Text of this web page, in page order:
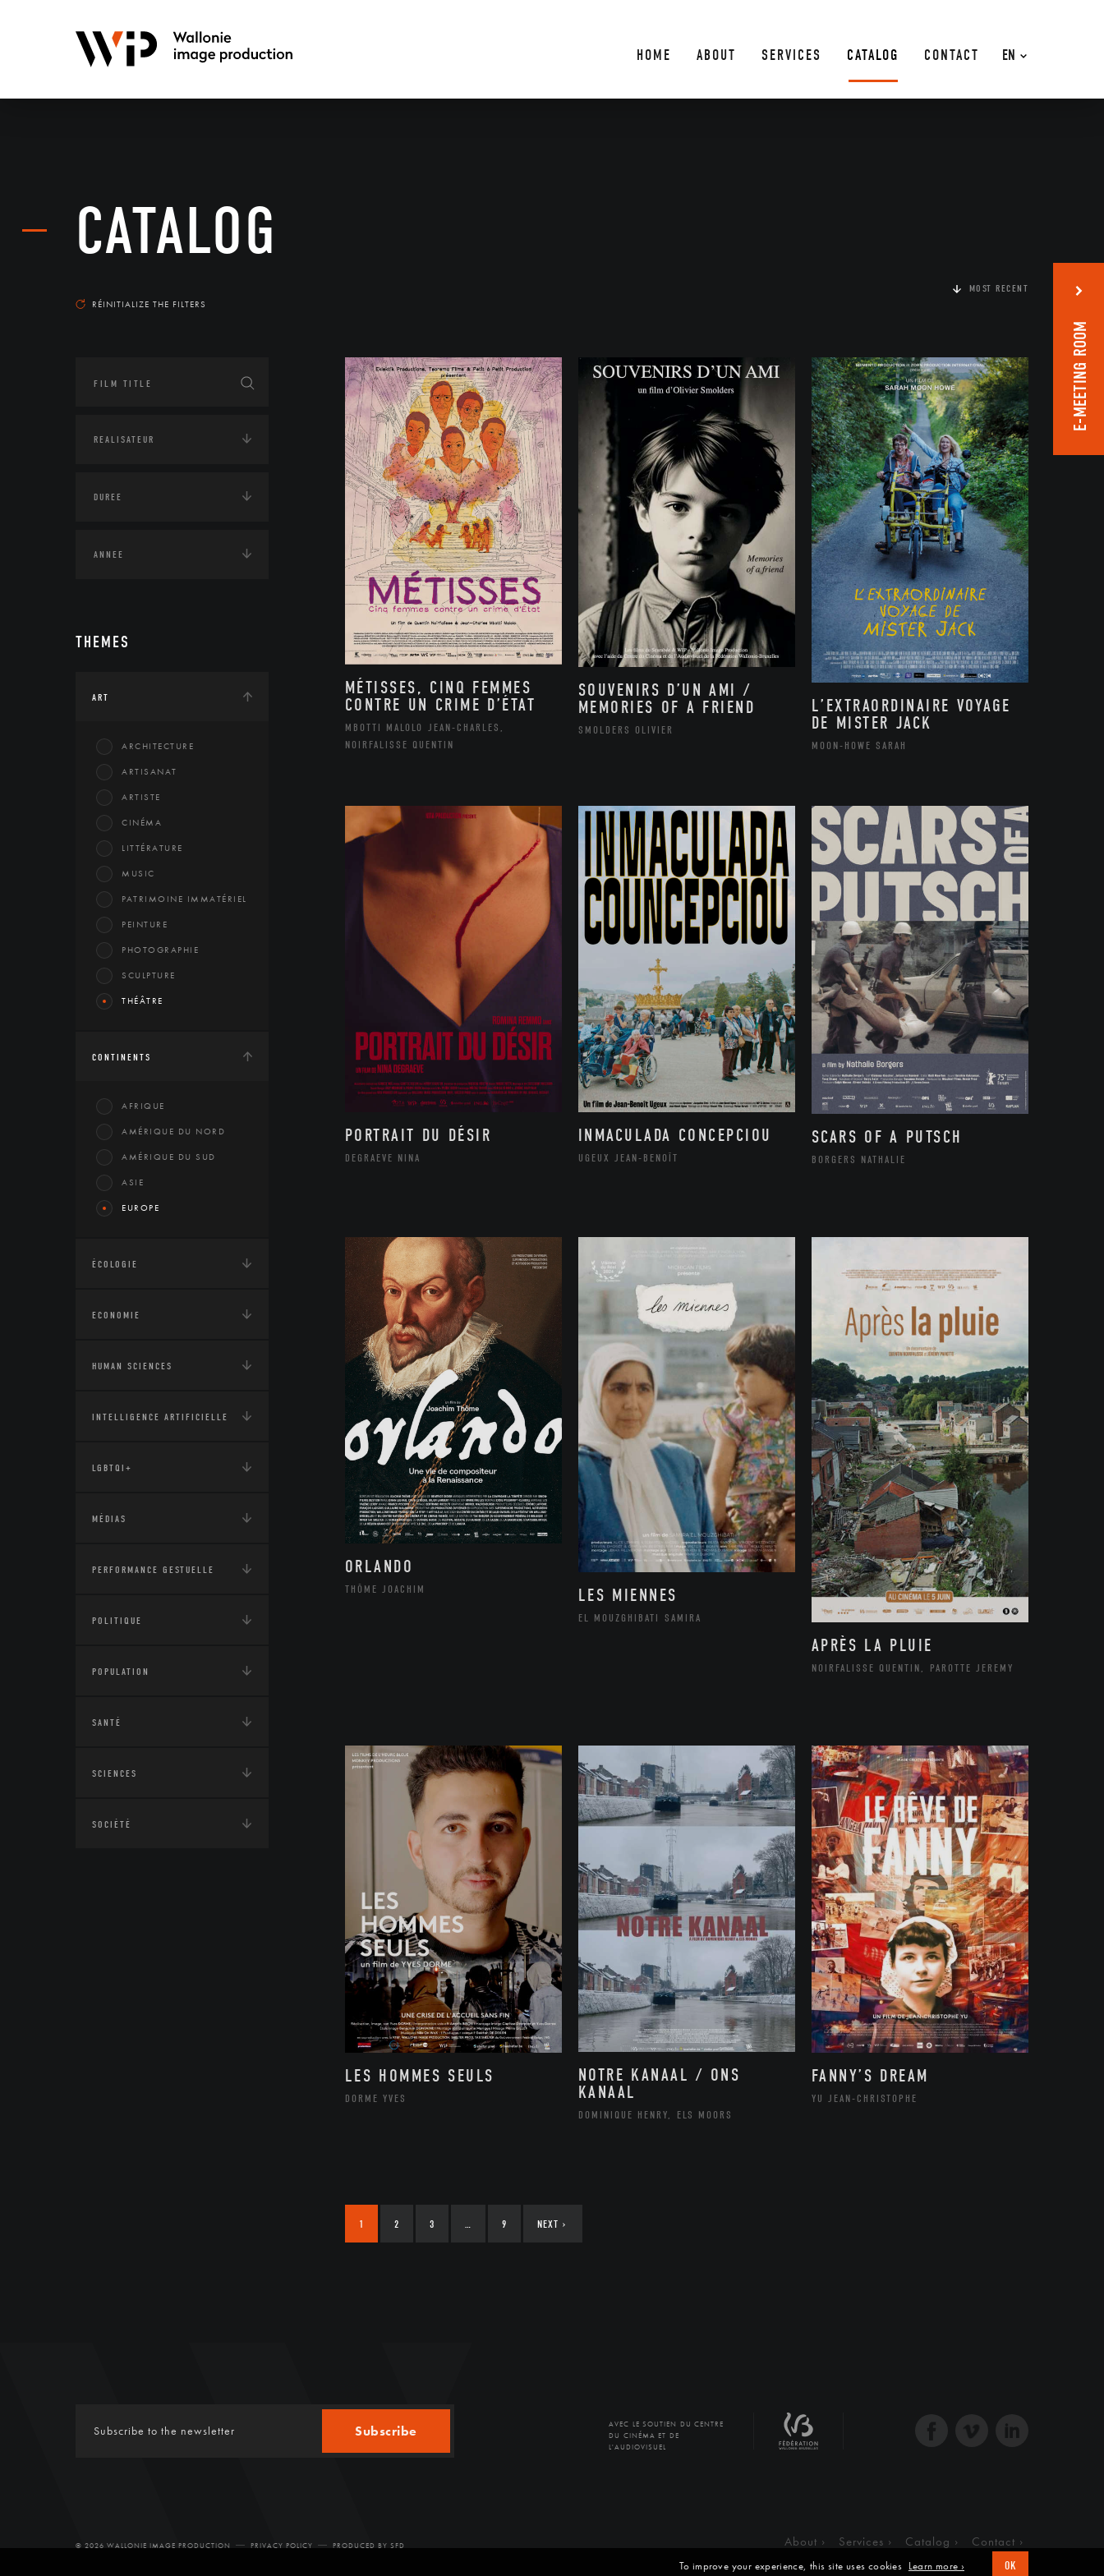
EN
HOME ABOUT SERVICES CATALOG CONTACT
CATALOG
RÉINITIALIZE THE FILTERS
THEMES
ART
ARCHITECTURE
ARTISANAT
ARTISTE
CINÉMA
LITTÉRATURE
MUSIC
PATRIMOINE IMMATÉRIEL
PEINTURE
PHOTOGRAPHIE
SCULPTURE
THÉÂTRE
CONTINENTS
AFRIQUE
AMÉRIQUE DU NORD
AMÉRIQUE DU SUD
ASIE
EUROPE
ÉCOLOGIE
ECONOMIE
HUMAN SCIENCES
INTELLIGENCE ARTIFICIELLE
LGBTQI+
MÉDIAS
PERFORMANCE GESTUELLE
POLITIQUE
POPULATION
SANTÉ
SCIENCES
SOCIÉTÉ
MOST RECENT
MÉTISSES, CINQ FEMMES
CONTRE UN CRIME D’ÉTAT
MBOTTI MALOLO JEAN-CHARLES,
NOIRFALISSE QUENTIN
SOUVENIRS D’UN AMI /
MEMORIES OF A FRIEND
SMOLDERS OLIVIER
L’EXTRAORDINAIRE VOYAGE
DE MISTER JACK
MOON-HOWE SARAH
PORTRAIT DU DÉSIR
DEGRAEVE NINA
INMACULADA CONCEPCIOU
UGEUX JEAN-BENOÎT
SCARS OF A PUTSCH
BORGERS NATHALIE
ORLANDO
THÔME JOACHIM LES MIENNES
EL MOUZGHIBATI SAMIRA
APRÈS LA PLUIE
NOIRFALISSE QUENTIN, PAROTTE JEREMY
LES HOMMES SEULS
DORME YVES
NOTRE KANAAL / ONS
KANAAL
DOMINIQUE HENRY, ELS MOORS
FANNY’S DREAM
YU JEAN-CHRISTOPHE
1 2 3 9 NEXT ›
Subscribe
AVEC LE SOUTIEN DU CENTRE
DU CINÉMA ET DE
L'AUDIOVISUEL
© 2026 WALLONIE IMAGE PRODUCTION PRIVACY POLICY PRODUCED BY SFD About Services Catalog Contact
E-MEETING ROOM
To improve your experience, this site uses cookies Learn more › OK